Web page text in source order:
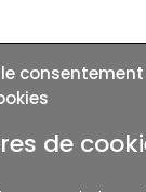
consentement
de